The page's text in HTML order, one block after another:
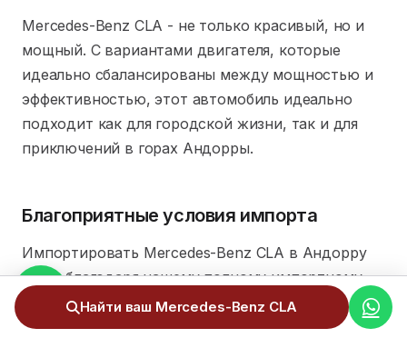
Mercedes-Benz CLA - не только красивый, но и
мощный. С вариантами двигателя, которые
идеально сбалансированы между мощностью и
эффективностью, этот автомобиль идеально
подходит как для городской жизни, так и для
приключений в горах Андорры.
Благоприятные условия импорта
Импортировать Mercedes-Benz CLA в Андорру
легко благодаря нашему полному импортному
сервису, который включает в себя все
таможенные и налоговые процедуры. Кроме
Найти ваш Mercedes-Benz CLA